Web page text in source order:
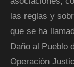
las reglas y
que se ha
Daño al Pueblo
Operación